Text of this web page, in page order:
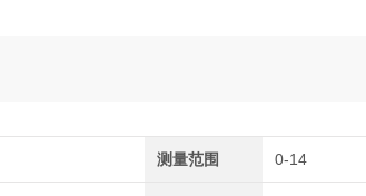
测量范围 0-14